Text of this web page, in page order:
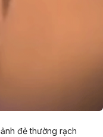
đẻ thường rạch